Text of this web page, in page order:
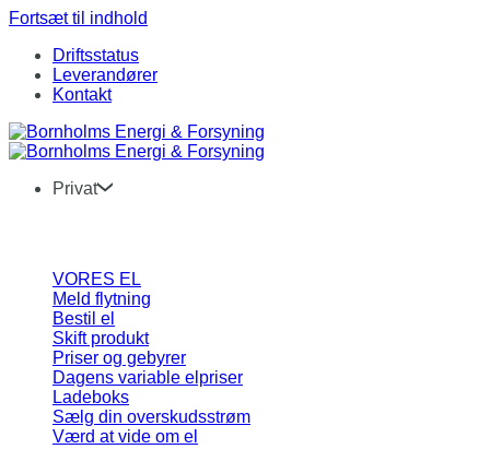
Fortsæt til indhold
Driftsstatus
Leverandører
Kontakt
Privat
VORES EL
Meld flytning
Bestil el
Skift produkt
Priser og gebyrer
Dagens variable elpriser
Ladeboks
Sælg din overskudsstrøm
Værd at vide om el